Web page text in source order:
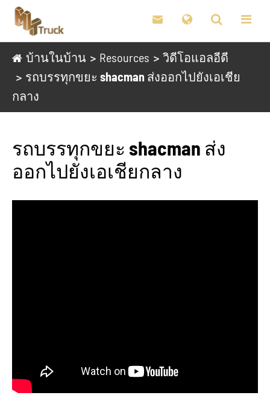

บ้านในบ้าน Resources
วิดีโอแอลอีดี
รถบรรทุกขยะ shacman ส่งออกไปยังเอเชีย
กลาง
รถบรรทุกขยะ shacman ส่ง
ออกไปยังเอเชียกลาง